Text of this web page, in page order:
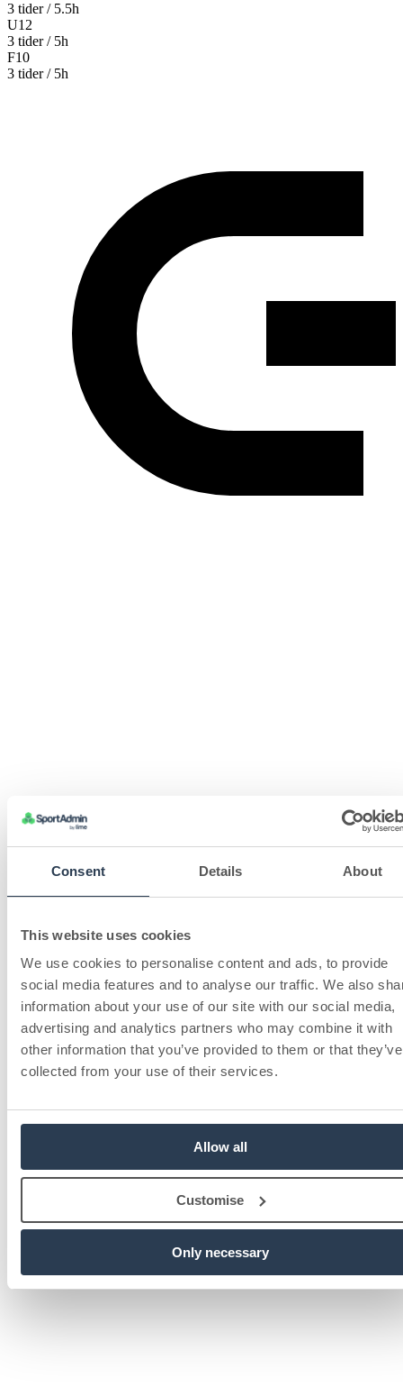
Consent Details About
This website uses cookies
We use cookies to personalise content and ads, to provide
social media features and to analyse our traffic. We also
information about your use of our site with our social media,
advertising and analytics partners who may combine it with
other information that you’ve provided to them or that they’ve
collected from your use of their services.
Allow all
Customise
Only necessary
3 tider / 5.5h
U12
3 tider / 5h
F10
3 tider / 5h